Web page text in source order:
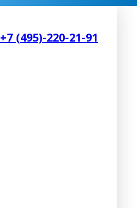
+7 (495)-220-21-91